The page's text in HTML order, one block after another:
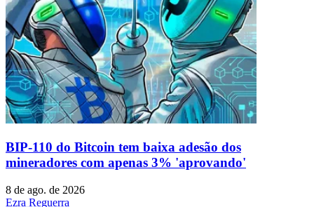
BIP-110 do Bitcoin tem baixa adesão dos
mineradores com apenas 3% 'aprovando'
8 de ago. de 2026
Ezra Reguerra